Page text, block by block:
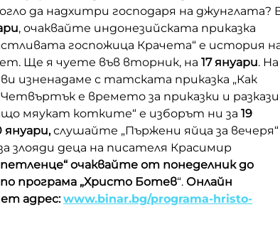
да надхитри господаря на джунглата?
, очаквайте индонезийската приказка
госпожица Крачета“ е история
Ще я чуете във вторник, на 17 януари. На
изненадаме с татската приказка „Как
е времето за приказки и
мяукат котките“ е изборът ни за 19
януари,слушайте „Пържени яйца за вечеря“
злояди деца на писателя Красимир
петленце“ очаквайте от понеделник до
по програма „Христо Ботев“. Онлайн
адрес:www.binar.bg/programa-hristo-